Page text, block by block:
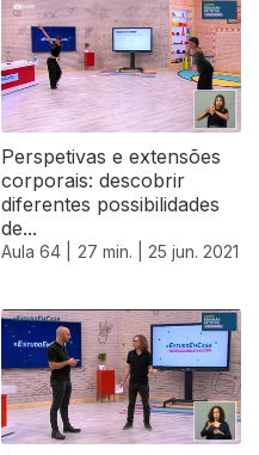
Perspetivas e extensões
corporais: descobrir
diferentes possibilidades
de...
Aula 64 | 27 min. | 25 jun. 2021